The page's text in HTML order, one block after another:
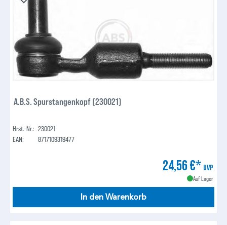
A.B.S. Spurstangenkopf (230021)
Hrst.-Nr.: 230021
EAN:
8717109319477
24,56 €* UVP
Auf Lager
In den Warenkorb